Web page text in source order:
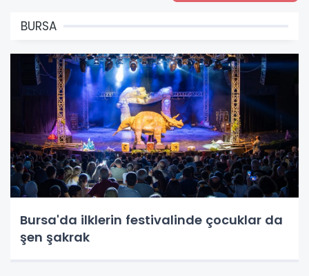
BURSA
Bursa'da ilklerin festivalinde çocuklar da
şen şakrak